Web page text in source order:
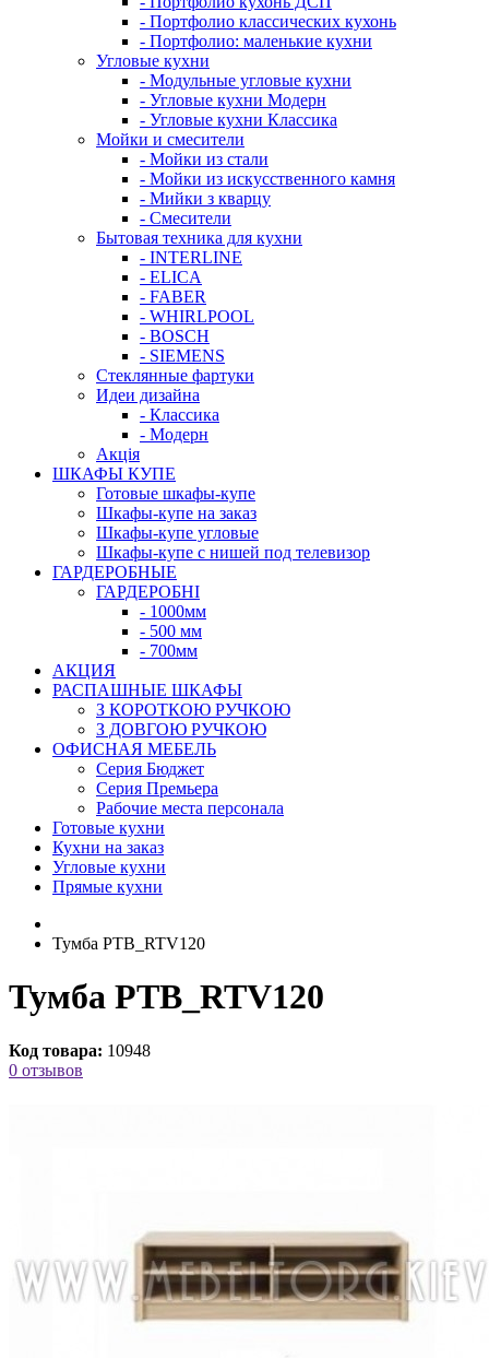
- Портфолио классических кухонь
- Портфолио: маленькие кухни
Угловые кухни
- Модульные угловые кухни
- Угловые кухни Модерн
- Угловые кухни Классика
Мойки и смесители
- Мойки из стали
- Мойки из искусственного камня
- Мийки з кварцу
- Смесители
Бытовая техника для кухни
- INTERLINE
- ELICA
- FABER
- WHIRLPOOL
- BOSCH
- SIEMENS
Стеклянные фартуки
Идеи дизайна
- Класcика
- Модерн
Акція
ШКАФЫ КУПЕ
Готовые шкафы-купе
Шкафы-купе на заказ
Шкафы-купе угловые
Шкафы-купе с нишей под телевизор
ГАРДЕРОБНЫЕ
ГАРДЕРОБНІ
- 1000мм
- 500 мм
- 700мм
АКЦИЯ
РАСПАШНЫЕ ШКАФЫ
З КОРОТКОЮ РУЧКОЮ
З ДОВГОЮ РУЧКОЮ
ОФИСНАЯ МЕБЕЛЬ
Серия Бюджет
Серия Премьера
Рабочие места персонала
Готовые кухни
Кухни на заказ
Угловые кухни
Прямые кухни
Тумба РТВ_RTV120
Тумба РТВ_RTV120
Код товара: 10948
0 отзывов